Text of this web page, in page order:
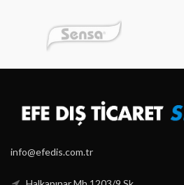
info@efedis.com.tr